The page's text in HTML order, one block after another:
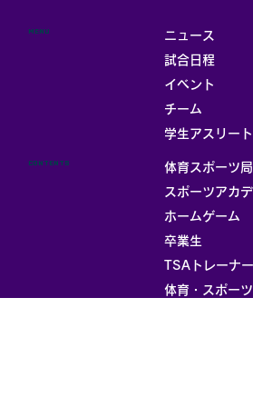
ニュース
試合日程
イベント
チーム
学生アスリート
MENU
体育スポーツ局
スポーツアカ
ホームゲーム
卒業生
TSAトレーナ
体育・スポー
CONTENTS